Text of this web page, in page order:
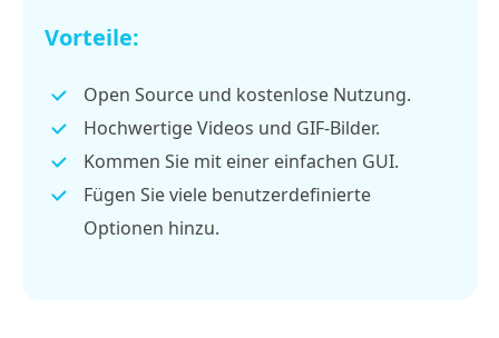
Vorteile:
Open Source und kostenlose Nutzung.
Hochwertige Videos und GIF-Bilder.
Kommen Sie mit einer einfachen GUI.
Fügen Sie viele benutzerdefinierte
Optionen hinzu.